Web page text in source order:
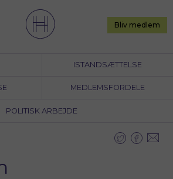
ISTANDSÆTTELSE
MEDLEMSFORDELE
POLITISK ARBEJDE
Bliv medlem